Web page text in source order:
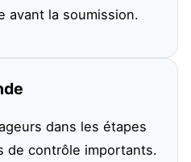
avant la soumission.
dans les étapes
de contrôle importants.